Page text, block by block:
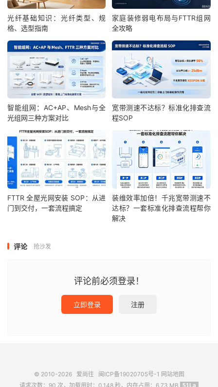
光纤基础知识：光纤类型、规
格、选型指南
家庭装修弱电布局与FTTR组网
全攻略
智能组网：AC+AP、Mesh与全
光组网三种方案对比
宽带测速不达标？标准化排查流
程SOP
FTTR 全屋光网安装 SOP：从进
门到交付，一套流程搞定
装维效率加倍！千兆宽带测速不
达标？一套标准化排查流程帮你
解决
评论 抢沙发
评论前必须登录！
立即登录 注册
© 2010-2026 爱尚往 闽ICP备19020705号-1 网站地图
请求次数：90 次，加载用时：0.148 秒，内存占用：6.73 MB
51La